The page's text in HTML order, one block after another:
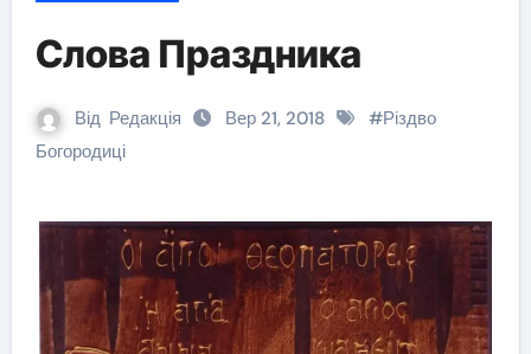
Слова Праздника
Від Редакція Вер 21, 2018 #Різдво
Богородиці